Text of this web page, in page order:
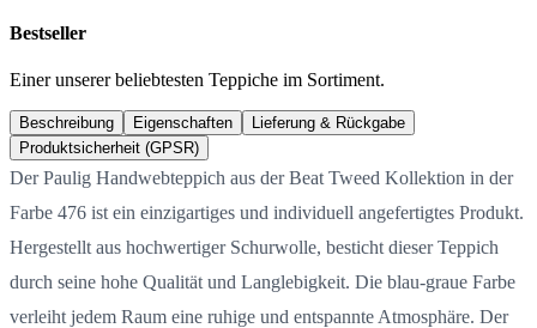
Bestseller
Einer unserer beliebtesten Teppiche im Sortiment.
Beschreibung Eigenschaften
Lieferung & Rückgabe
Produktsicherheit (GPSR)
Der Paulig Handwebteppich aus der Beat Tweed Kollektion in der
Farbe 476 ist ein einzigartiges und individuell angefertigtes Produkt.
Hergestellt aus hochwertiger Schurwolle, besticht dieser Teppich
durch seine hohe Qualität und Langlebigkeit. Die blau-graue Farbe
verleiht jedem Raum eine ruhige und entspannte Atmosphäre. Der